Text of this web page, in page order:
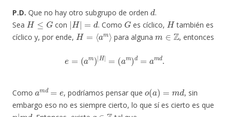
P.D. Que no hay otro subgrupo de orden
d
.
Sea
H≤G
con
|H| =d
. Como
G
es cíclico,
H
también es
cíclico y, por ende,
H= am⟩
para alguna
m∈Z
, entonces
am)|H| a m)d md
Como
amd
, podríamos pensar que
( a)
, sin
embargo eso no es siempre cierto, lo que sí es cierto es que
n|md q∈Z